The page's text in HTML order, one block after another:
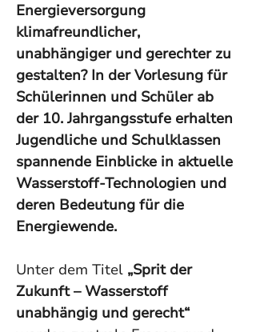
Energieversorgung
klimafreundlicher,
unabhängiger und gerechter zu
gestalten? In der Vorlesung für
Schülerinnen und Schüler ab
der 10. Jahrgangsstufe erhalten
Jugendliche und Schulklassen
spannende Einblicke in aktuelle
Wasserstoff-Technologien und
deren Bedeutung für die
Energiewende.
Unter dem Titel „Sprit der
Zukunft – Wasserstoff
unabhängig und gerecht“